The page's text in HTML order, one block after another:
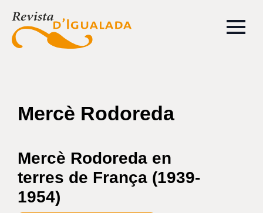
Mercè Rodoreda
Mercè Rodoreda en
terres de França (1939-
1954)